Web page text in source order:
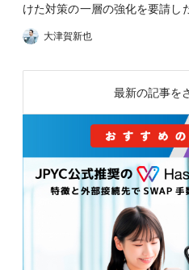
けた対策の一層の強化を要請し
大津賀新也
最新の記事を